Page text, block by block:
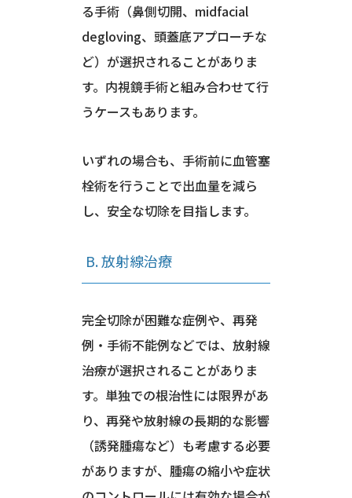
る手術（鼻側切開、midfacial
degloving、頭蓋底アプローチな
ど）が選択されることがありま
す。内視鏡手術と組み合わせて行
うケースもあります。
いずれの場合も、手術前に血管塞
栓術を行うことで出血量を減ら
し、安全な切除を目指します。
B. 放射線治療
完全切除が困難な症例や、再発
例・手術不能例などでは、放射線
治療が選択されることがありま
す。単独での根治性には限界があ
り、再発や放射線の長期的な影響
（誘発腫瘍など）も考慮する必要
がありますが、腫瘍の縮小や症状